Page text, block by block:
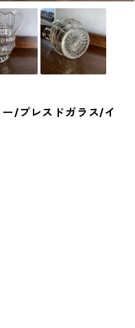
/プレスドガラス/イ